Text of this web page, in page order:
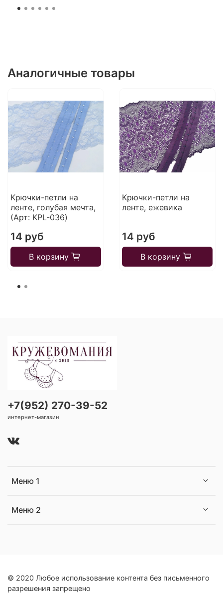
Аналогичные товары
Крючки-петли на
ленте, голубая мечта,
(Арт: KPL-036)
14 руб
В корзину
Крючки-петли на
ленте, ежевика
14 руб
В корзину
Меню 1
Меню 2
+7(952) 270-39-52
интернет-магазин
© 2020 Любое использование контента без письменного
разрешения запрещено